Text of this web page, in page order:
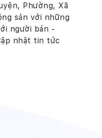
Phường, Xã
sản với những
người bán -
nhật tin tức